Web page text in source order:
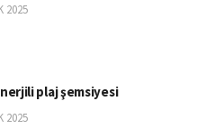
2025
plaj şemsiyesi
2025